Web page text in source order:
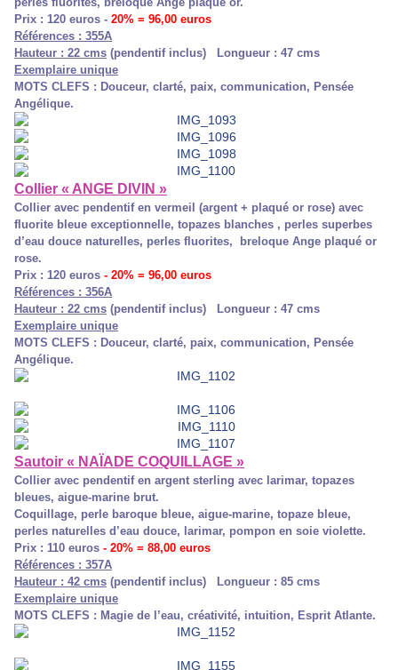
Prix : 120 euros - 20% = 96,00 euros
Références : 355A
Hauteur : 22 cms (pendentif inclus) Longueur : 47 cms
Exemplaire unique
MOTS CLEFS : Douceur, clarté, paix, communication, Pensée
Angélique.
Collier « ANGE DIVIN »
Collier avec pendentif en vermeil (argent + plaqué or rose) avec
fluorite bleue exceptionnelle, topazes blanches , perles superbes
d’eau douce naturelles, perles fluorites, breloque Ange plaqué or
rose.
Prix : 120 euros - 20% = 96,00 euros
Références : 356A
Hauteur : 22 cms (pendentif inclus) Longueur : 47 cms
Exemplaire unique
MOTS CLEFS : Douceur, clarté, paix, communication, Pensée
Angélique.
Sautoir « NAÏADE COQUILLAGE »
Collier avec pendentif en argent sterling avec larimar, topazes
bleues, aigue-marine brut.
Coquillage, perle baroque bleue, aigue-marine, topaze bleue,
perles naturelles d’eau douce, larimar, pompon en soie violette.
Prix : 110 euros - 20% = 88,00 euros
Références : 357A
Hauteur : 42 cms (pendentif inclus) Longueur : 85 cms
Exemplaire unique
MOTS CLEFS : Magie de l’eau, créativité, intuition, Esprit Atlante.